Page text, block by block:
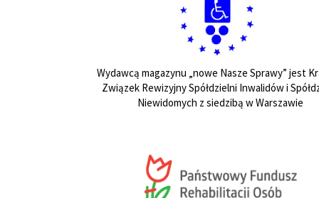
Wydawcą magazynu „nowe Nasze Sprawy” jest
Związek Rewizyjny Spółdzielni Inwalidów i
Niewidomych z siedzibą w Warszawie